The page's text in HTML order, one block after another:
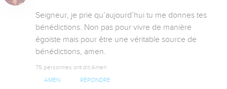
Seigneur, je prie qu’aujourd’hui tu me donnes tes
bénédictions. Non pas pour vivre de manière
égoïste mais pour être une véritable source de
bénédictions, amen.
75 personnes ont dit Amen
AMEN RÉPONDRE